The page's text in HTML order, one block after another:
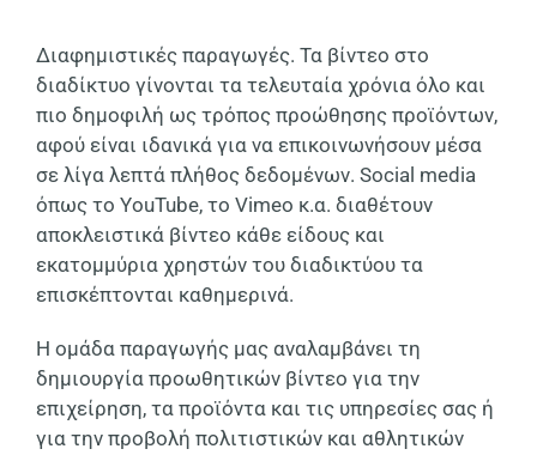
Διαφημιστικές παραγωγές. Τα βίντεο στο
διαδίκτυο γίνονται τα τελευταία χρόνια όλο και
πιο δημοφιλή ως τρόπος προώθησης προϊόντων,
αφού είναι ιδανικά για να επικοινωνήσουν μέσα
σε λίγα λεπτά πλήθος δεδομένων. Social media
όπως το YοuTube, το Vimeo κ.α. διαθέτουν
αποκλειστικά βίντεο κάθε είδους και
εκατομμύρια χρηστών του διαδικτύου τα
επισκέπτονται καθημερινά.
Η ομάδα παραγωγής μας αναλαμβάνει τη
δημιουργία προωθητικών βίντεο για την
επιχείρηση, τα προϊόντα και τις υπηρεσίες σας ή
για την προβολή πολιτιστικών και αθλητικών